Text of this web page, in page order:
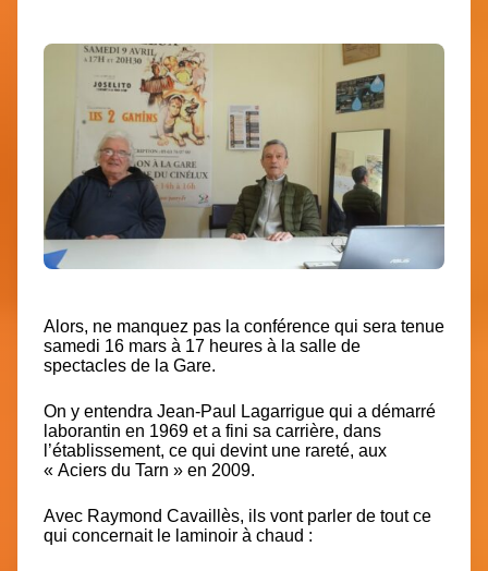
Alors, ne manquez pas la conférence qui sera tenue
samedi 16 mars à 17 heures à la salle de
spectacles de la Gare.
On y entendra Jean-Paul Lagarrigue qui a démarré
laborantin en 1969 et a fini sa carrière, dans
l’établissement, ce qui devint une rareté, aux
« Aciers du Tarn » en 2009.
Avec Raymond Cavaillès, ils vont parler de tout ce
qui concernait le laminoir à chaud :